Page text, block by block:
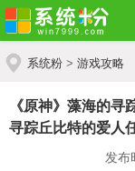
系统粉 > 游戏攻略
《原神》藻海的
寻踪丘比特的爱人
发布